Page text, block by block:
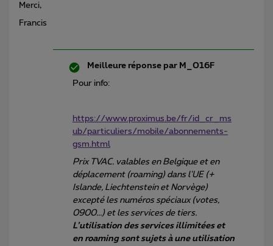
Merci,
Francis
Meilleure réponse par M_016F
Pour info:
https://www.proximus.be/fr/id_cr_ms
ub/particuliers/mobile/abonnements-
gsm.html
Prix TVAC. valables en Belgique et en
déplacement (roaming) dans l'UE (+
Islande, Liechtenstein et Norvège)
excepté les numéros spéciaux (votes,
0900...) et les services de tiers.
L’utilisation des services illimitées et
en roaming sont sujets à une utilisation